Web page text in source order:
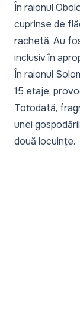
În raionul
cuprinse de
rachetă. Au
inclusiv în
În raionul
15 etaje,
Totodată,
unei
două locuințe.